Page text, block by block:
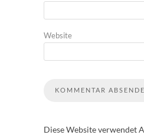
Website
Diese Website verwendet